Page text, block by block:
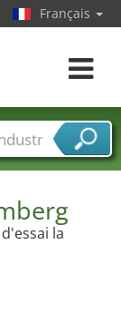
la
Français
Toggle
de foire